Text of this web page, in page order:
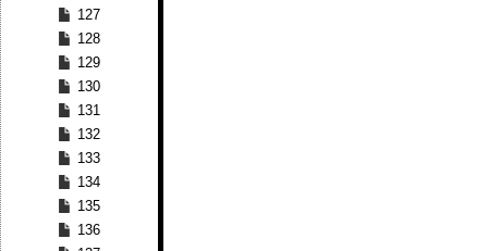
127
128
129
130
131
132
133
134
135
136